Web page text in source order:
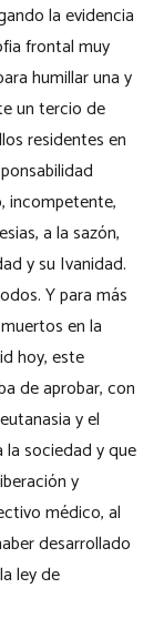
la evidencia
frontal muy
humillar una y
un tercio de
residentes en
incompetente,
a la sazón,
y su Ivanidad.
Y para más
en la
hoy, este
de aprobar, con
y el
sociedad y que
y
médico, al
desarrollado
ley de